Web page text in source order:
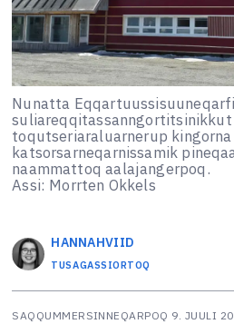
Nunatta
suliareqqitassanngortitsinikkut
toqutseriaraluarnerup kingorna
katsorsarneqarnissamik
naammattoq aalajangerpoq.
Assi: Morrten Okkels
HANNAHVIID
TUSAGASSIORTOQ
SAQQUMMERSINNEQARPOQ 9. JUULI